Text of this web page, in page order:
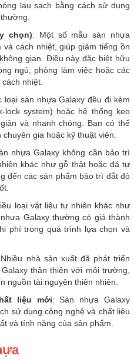
lau sạch bằng cách sử dụng
chọn): Một số mẫu sàn nhựa
cách nhiệt, giúp giảm tiếng ồn
gian. Điều này đặc biệt hữu
ngủ, phòng làm việc hoặc các
nhiệt.
loại sàn nhựa Galaxy đều đi kèm
lock system) hoặc hệ thống keo
và nhanh chóng. Bạn có thể
gia hoặc kỹ thuật viên.
nhựa Galaxy không cần bảo trì
khác như gỗ thật hoặc đá tự
đến các sản phẩm bảo trì đắt đỏ
loại vật liệu tự nhiên khác như
Galaxy thường có giá thành
phí trong quá trình lựa chọn và
nhà sản xuất đã phát triển
thân thiện với môi trường,
nguồn tài nguyên thiên nhiên.
liệu mới: Sàn nhựa Galaxy
sử dụng công nghệ và chất liệu
và tính năng của sản phẩm.